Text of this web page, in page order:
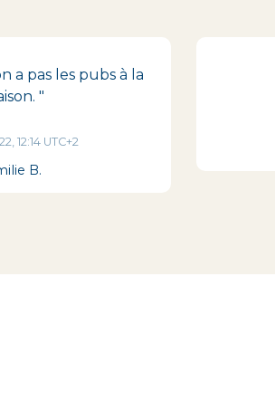
a pas les pubs à la
"
12:14 UTC+2
B.